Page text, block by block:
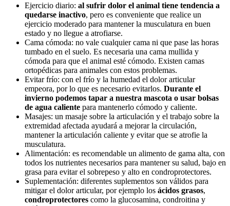
Ejercicio diario: al sufrir dolor el animal tiene tendencia a
quedarse inactivo, pero es conveniente que realice un
ejercicio moderado para mantener la musculatura en buen
estado y no llegue a atrofiarse.
Cama cómoda: no vale cualquier cama ni que pase las horas
tumbado en el suelo. Es necesaria una cama mullida y
cómoda para que el animal esté cómodo. Existen camas
ortopédicas para animales con estos problemas.
Evitar frío: con el frío y la humedad el dolor articular
empeora, por lo que es necesario evitarlos. Durante el
invierno podemos tapar a nuestra mascota o usar bolsas
de agua caliente para mantenerlo cómodo y caliente.
Masajes: un masaje sobre la articulación y el trabajo sobre la
extremidad afectada ayudará a mejorar la circulación,
mantener la articulación caliente y evitar que se atrofie la
musculatura.
Alimentación: es recomendable un alimento de gama alta, con
todos los nutrientes necesarios para mantener su salud, bajo en
grasa para evitar el sobrepeso y alto en condroprotectores.
Suplementación: diferentes suplementos son válidos para
mitigar el dolor articular, por ejemplo los ácidos grasos,
condroprotectores como la glucosamina, condroitina y